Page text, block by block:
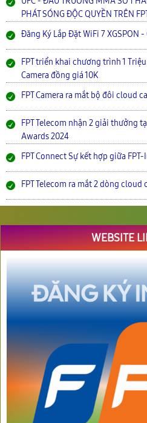
PHÁT SÓNG ĐỘC QUYỀN TRÊN
Đăng Ký Lắp Đặt WiFi 7 XGSPON
FPT triển khai chương trình 1
Camera đồng giá 10K
FPT Camera ra mắt bộ đôi cloud
FPT Telecom nhận 2 giải thưởng
Awards 2024
FPT Connect Sự kết hợp giữa
FPT Telecom ra mắt 2 dòng cloud
WEBSITE